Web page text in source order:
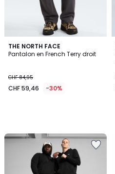
THE NORTH FACE
Pantalon en French Terry droit
CHF 84,95
CHF 59,46 -30%